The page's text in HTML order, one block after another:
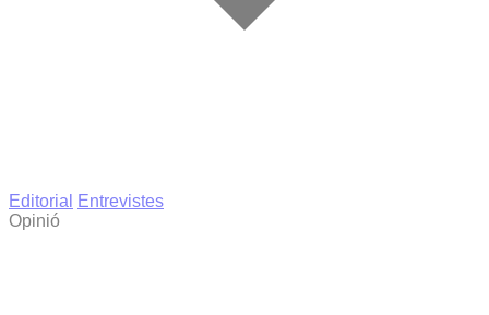
Editorial
Entrevistes
Opinió